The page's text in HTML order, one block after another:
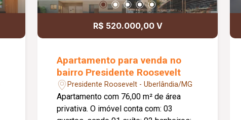
R$ 520.000,00 V
Apartamento para venda no
bairro Presidente Roosevelt
Presidente Roosevelt - Uberlândia/MG
Apartamento com 76,00 m² de área
privativa. O imóvel conta com: 03